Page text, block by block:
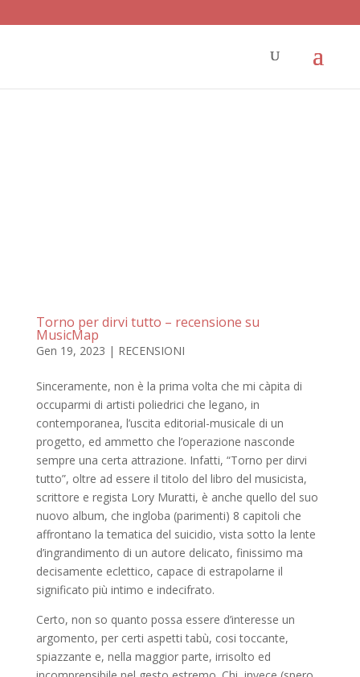
Torno per dirvi tutto – recensione su
MusicMap
Gen 19, 2023 | RECENSIONI
Sinceramente, non è la prima volta che mi càpita di
occuparmi di artisti poliedrici che legano, in
contemporanea, l’uscita editorial-musicale di un
progetto, ed ammetto che l’operazione nasconde
sempre una certa attrazione. Infatti, “Torno per dirvi
tutto”, oltre ad essere il titolo del libro del musicista,
scrittore e regista Lory Muratti, è anche quello del suo
nuovo album, che ingloba (parimenti) 8 capitoli che
affrontano la tematica del suicidio, vista sotto la lente
d’ingrandimento di un autore delicato, finissimo ma
decisamente eclettico, capace di estrapolarne il
significato più intimo e indecifrato.
Certo, non so quanto possa essere d’interesse un
argomento, per certi aspetti tabù, cosi toccante,
spiazzante e, nella maggior parte, irrisolto ed